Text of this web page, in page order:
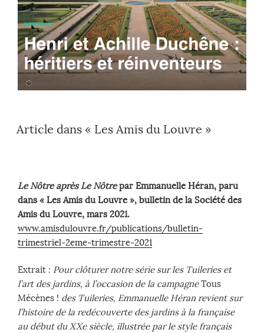
Article dans « Les Amis du Louvre »
Le Nôtre après Le Nôtrepar Emmanuelle Héran, paru
dans « Les Amis du Louvre », bulletin de la Société des
Amis du Louvre, mars 2021.
www.amisdulouvre.fr/publications/bulletin-
trimestriel-2eme-trimestre-2021
Extrait : Pour clôturer notre série sur les Tuileries et
l’art des jardins, à l’occasion de la campagneTous
Mécènes ! des Tuileries, Emmanuelle Héran revient sur
l’histoire de la redécouverte des jardins à la française
au début du XXe siècle, illustrée par le style français